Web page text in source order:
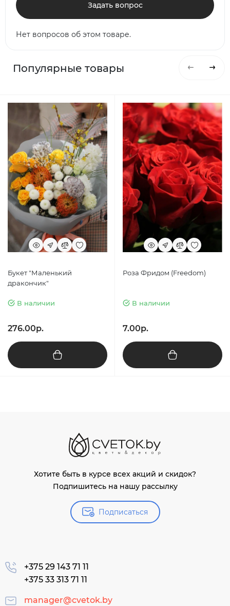
Задать вопрос
Нет вопросов об этом товаре.
Популярные товары
Букет "Маленький
дракончик"
В наличии
276.00р.
Роза Фридом (Freedom)
В наличии
7.00р.
Хотите быть в курсе всех акций и скидок?
Подпишитесь на нашу рассылку
Подписаться
+375 29 143 71 11
+375 33 313 71 11
manager@cvetok.by